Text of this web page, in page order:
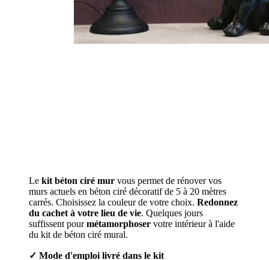
Le kit béton ciré mur vous permet de rénover vos
murs actuels en béton ciré décoratif de 5 à 20 mètres
carrés. Choisissez la couleur de votre choix. Redonnez
du cachet à votre lieu de vie. Quelques jours
suffissent pourmétamorphoser votre intérieur à l'aide
du kit de béton ciré mural.
✓ Mode d'emploi livré dans le kit